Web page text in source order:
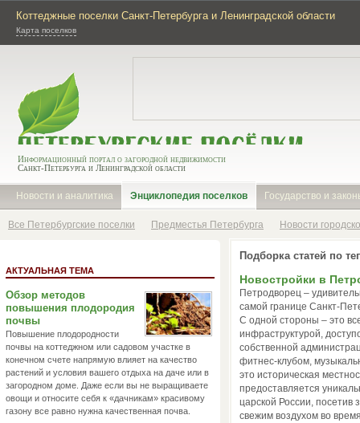
Коттеджные поселки Санкт-Петербурга и Ленинградской области
Карта поселков
Информационный портал о загородной недвижимости
Санкт-Петербурга и Ленинградской области
Новости и аналитика Энциклопедия поселков Государство и
Все Петербургские поселки Предместья Петербурга Новости
Подборка статей по
Новостройки в
Петродворец –
самой границе Санкт-
С одной стороны – это
инфраструктурой,
собственной
фитнес-клубом,
это историческая
предоставляется
царской России, посетив
свежим воздухом во
АКТУАЛЬНАЯ ТЕМА
Обзор методов
повышения плодородия
почвы
Повышение плодородности
почвы на коттеджном или садовом участке в
конечном счете напрямую влияет на качество
растений и условия вашего отдыха на даче или в
загородном доме. Даже если вы не выращиваете
овощи и относите себя к «дачникам» красивому
газону все равно нужна качественная почва.